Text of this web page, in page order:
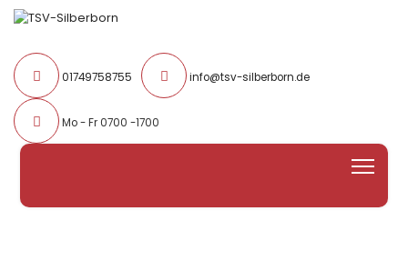
01749758755 info@tsv-silberborn.de
Mo - Fr 0700 -1700